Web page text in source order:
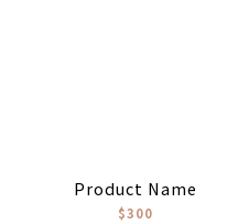
Product Name
$300